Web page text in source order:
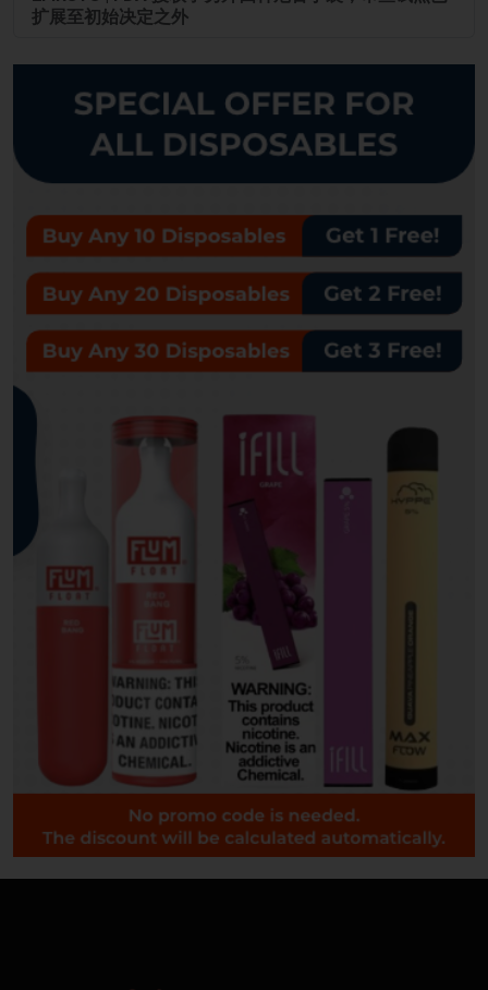
扩展至初始决定之外